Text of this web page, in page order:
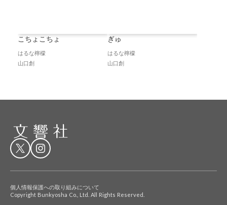
こちょこちょ
はるな檸檬
山口創
ぎゅ
はるな檸檬
山口創
個人情報保護への取り組みについて
Copyright Bunkyosha Co., Ltd. All Rights Reserved.